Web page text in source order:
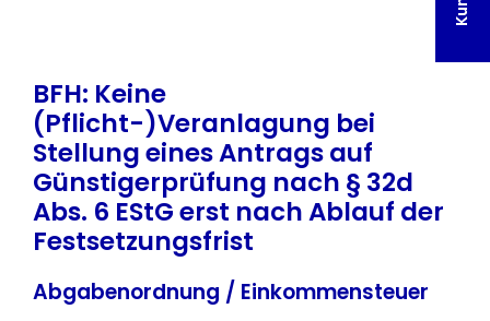
BFH: Keine
(Pflicht-)Veranlagung bei
Stellung eines Antrags auf
Günstigerprüfung nach § 32d
Abs. 6 EStG erst nach Ablauf der
Festsetzungsfrist
Abgabenordnung / Einkommensteuer